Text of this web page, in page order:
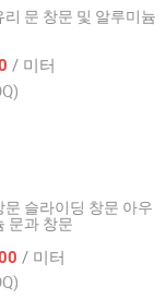
문 창문 및 알루미늄
/ 미터
슬라이딩 창문 아우
문과 창문
/ 미터